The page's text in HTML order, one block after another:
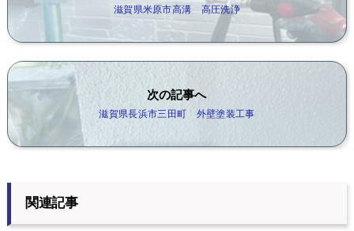
滋賀県米原市高溝 高圧洗浄
次の記事へ
滋賀県長浜市三田町 外壁塗装工事
関連記事